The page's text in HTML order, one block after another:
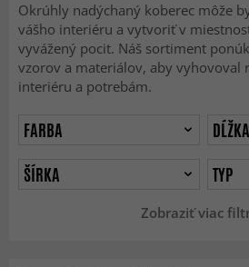
Okrúhly nadýchaný koberec môže
vášho interiéru a vytvoriť v
vyvážený pocit. Náš sortiment
vzorov a materiálov, aby vyhovoval
interiéru a potrebám.
Zobraziť viac
FARBA
DĹŽKA
ŠÍRKA
TYP